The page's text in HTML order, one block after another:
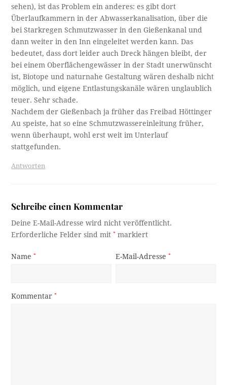
sehen), ist das Problem ein anderes: es gibt dort
Überlaufkammern in der Abwasserkanalisation, über die
bei Starkregen Schmutzwasser in den Gießenkanal und
dann weiter in den Inn eingeleitet werden kann. Das
bedeutet, dass dort leider auch Dreck hängen bleibt, der
bei einem Oberflächengewässer in der Stadt unerwünscht
ist, Biotope und naturnahe Gestaltung wären deshalb nicht
möglich, und eigene Entlastungskanäle wären unglaublich
teuer. Sehr schade.
Nachdem der Gießenbach ja früher das Freibad Höttinger
Au speiste, hat so eine Schmutzwassereinleitung früher,
wenn überhaupt, wohl erst weit im Unterlauf
stattgefunden.
Antworten
Schreibe einen Kommentar
Deine E-Mail-Adresse wird nicht veröffentlicht.
Erforderliche Felder sind mit* markiert
Name* E-Mail-Adresse*
Kommentar*